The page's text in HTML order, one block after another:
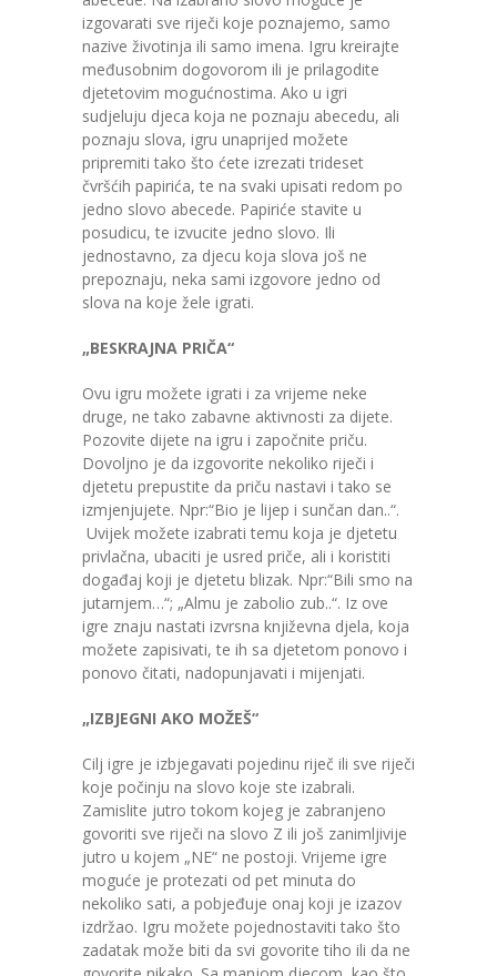
izgovarati sve riječi koje poznajemo, samo
nazive životinja ili samo imena. Igru kreirajte
međusobnim dogovorom ili je prilagodite
djetetovim mogućnostima. Ako u igri
sudjeluju djeca koja ne poznaju abecedu, ali
poznaju slova, igru unaprijed možete
pripremiti tako što ćete izrezati trideset
čvršćih papirića, te na svaki upisati redom po
jedno slovo abecede. Papiriće stavite u
posudicu, te izvucite jedno slovo. Ili
jednostavno, za djecu koja slova još ne
prepoznaju, neka sami izgovore jedno od
slova na koje žele igrati.
„BESKRAJNA PRIČA“
Ovu igru možete igrati i za vrijeme neke
druge, ne tako zabavne aktivnosti za dijete.
Pozovite dijete na igru i započnite priču.
Dovoljno je da izgovorite nekoliko riječi i
djetetu prepustite da priču nastavi i tako se
izmjenjujete. Npr:“Bio je lijep i sunčan dan..“.
Uvijek možete izabrati temu koja je djetetu
privlačna, ubaciti je usred priče, ali i koristiti
događaj koji je djetetu blizak. Npr:“Bili smo na
jutarnjem…“; „Almu je zabolio zub..“. Iz ove
igre znaju nastati izvrsna književna djela, koja
možete zapisivati, te ih sa djetetom ponovo i
ponovo čitati, nadopunjavati i mijenjati.
„IZBJEGNI AKO MOŽEŠ“
Cilj igre je izbjegavati pojedinu riječ ili sve riječi
koje počinju na slovo koje ste izabrali.
Zamislite jutro tokom kojeg je zabranjeno
govoriti sve riječi na slovo Z ili još zanimljivije
jutro u kojem „NE“ ne postoji. Vrijeme igre
moguće je protezati od pet minuta do
nekoliko sati, a pobjeđuje onaj koji je izazov
izdržao. Igru možete pojednostaviti tako što
zadatak može biti da svi govorite tiho ili da ne